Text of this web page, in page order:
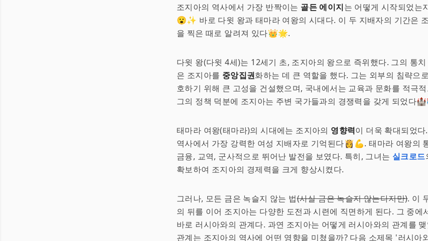
조지아의 역사에서 가장 반짝이는 골든 에이지는 어떻게 시작되었는
😮✨ 바로 다윗 왕과 태마라 여왕의 시대다. 이 두 지배자의 기간은
을 찍은 때로 알려져 있다👑🌟.
다윗 왕(다윗 4세)는 12세기 초, 조지아의 왕으로 즉위했다. 그의 통
은 조지아를 중앙집권화하는 데 큰 역할을 했다. 그는 외부의 침략으
호하기 위해 큰 고성을 건설했으며, 국내에서는 교육과 문화를 적극
그의 정책 덕분에 조지아는 주변 국가들과의 경쟁력을 갖게 되었다
태마라 여왕(태마라)의 시대에는 조지아의 영향력이 더욱 확대되었
역사에서 가장 강력한 여성 지배자로 기억된다👸💪. 태마라 여왕의
금융, 교역, 군사적으로 뛰어난 발전을 보였다. 특히, 그녀는 실크로드
확보하여 조지아의 경제력을 크게 향상시켰다.
그러나, 모든 금은 녹슬지 않는 법(사실 금은 녹슬지 않는다지만). 이
의 뒤를 이어 조지아는 다양한 도전과 시련에 직면하게 된다. 그 중에
바로 러시아와의 관계다. 과연 조지아는 어떻게 러시아와의 관계를
관계는 조지아의 역사에 어떤 영향을 미쳤을까? 다음 소제목 '러시아